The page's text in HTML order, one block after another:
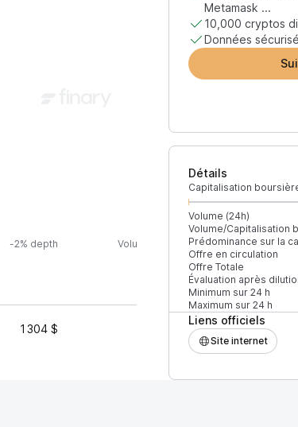
Metamask ...
10,000 cryptos
Données
Détails
Capitalisation
Volume (24h)
Volume/Capitalisation
Prédominance sur la
Offre en circulation
Offre Totale
Évaluation après
Minimum sur 24 h
Maximum sur 24 h
Liens officiels
Site internet
-2% depth Volume (24h) % du volume
1 304 $ 100 %